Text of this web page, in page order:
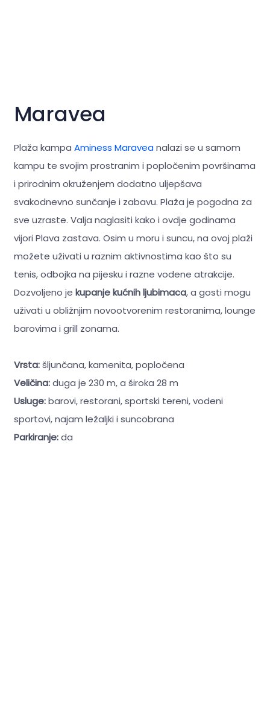
Maravea
Plaža kampa Aminess Maraveanalazi se u samom
kampu te svojim prostranim i popločenim površinama
i prirodnim okruženjem dodatno uljepšava
svakodnevno sunčanje i zabavu. Plaža je pogodna za
sve uzraste. Valja naglasiti kako i ovdje godinama
vijori Plava zastava. Osim u moru i suncu, na ovoj plaži
možete uživati u raznim aktivnostima kao što su
tenis, odbojka na pijesku i razne vodene atrakcije.
Dozvoljeno je kupanje kućnih ljubimaca, a gosti mogu
uživati u obližnjim novootvorenim restoranima, lounge
barovima i grill zonama.
Vrsta:šljunčana, kamenita, popločena
Veličina:duga je 230 m, a široka 28 m
Usluge:barovi, restorani, sportski tereni, vodeni
sportovi, najam ležaljki i suncobrana
Parkiranje:da